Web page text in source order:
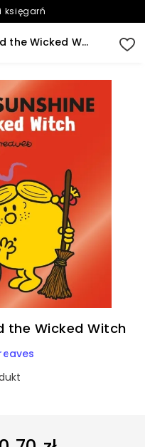
księgarń
Little Miss Sunshine and the Wicked Witch
the Wicked Witch